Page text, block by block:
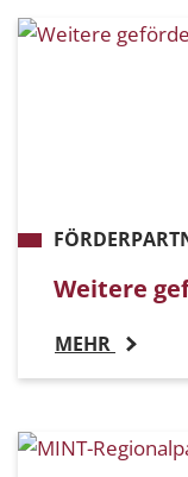
Weitere
MEHR